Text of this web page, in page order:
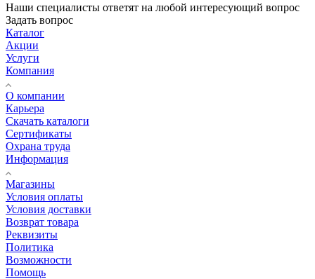
Наши специалисты ответят на любой интересующий вопрос
Задать вопрос
Каталог
Акции
Услуги
Компания
О компании
Карьера
Cкачать каталоги
Сертификаты
Охрана труда
Информация
Магазины
Условия оплаты
Условия доставки
Возврат товара
Реквизиты
Политика
Возможности
Помощь